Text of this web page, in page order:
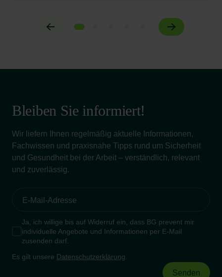
Bleiben Sie informiert!
Wir liefern Ihnen regelmäßig aktuelle Informationen,
Fachwissen und praxisnahe Tipps rund um Sicherheit
und Gesundheit bei der Arbeit – verständlich, relevant
und zuverlässig.
Ja, ich willige bis auf Widerruf ein, dass BG prevent mir
individuelle Angebote und Informationen per E-Mail
zusenden darf.
Es gilt unsere Datenschutzerklärung